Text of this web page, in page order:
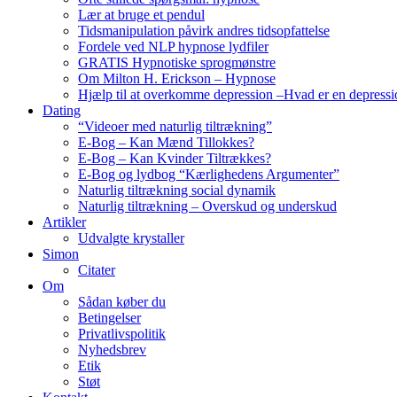
Lær at bruge et pendul
Tidsmanipulation påvirk andres tidsopfattelse
Fordele ved NLP hypnose lydfiler
GRATIS Hypnotiske sprogmønstre
Om Milton H. Erickson – Hypnose
Hjælp til at overkomme depression –Hvad er en
Dating
“Videoer med naturlig tiltrækning”
E-Bog – Kan Mænd Tillokkes?
E-Bog – Kan Kvinder Tiltrækkes?
E-Bog og lydbog “Kærlighedens Argumenter”
Naturlig tiltrækning social dynamik
Naturlig tiltrækning – Overskud og underskud
Artikler
Udvalgte krystaller
Simon
Citater
Om
Sådan køber du
Betingelser
Privatlivspolitik
Nyhedsbrev
Etik
Støt